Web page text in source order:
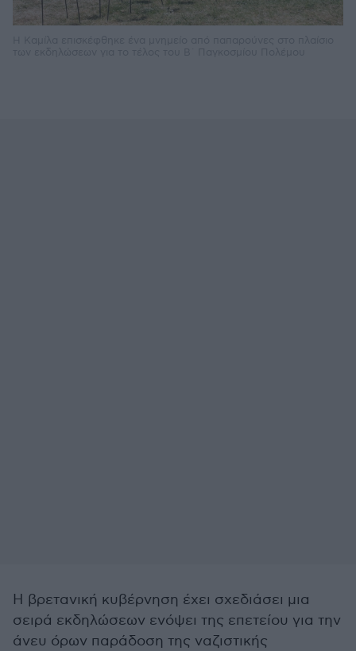
Η βρετανική κυβέρνηση έχει σχεδιάσει μια
σειρά εκδηλώσεων ενόψει της επετείου για την
άνευ όρων παράδοση της ναζιστικής